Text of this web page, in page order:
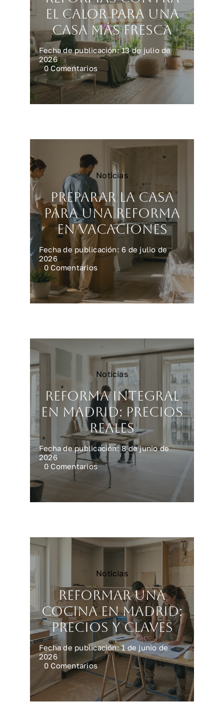
el calor para una
casa más fresca
Fecha de publicación: 13 de julio de
2026
0 Comentarioson
Reformas
contra
el
calor
más
fresca
Noticias
Preparar la casa
para una reforma
en vacaciones
Fecha de publicación: 6 de julio de
2026
0 Comentarioson
casa
para
vacaciones
Noticias
Reforma integral
en Madrid: precios
reales
Fecha de publicación: 8 de junio de
2026
0 Comentarioson
Reforma
integral
Madrid:
Noticias
Reformar una
cocina en Madrid:
precios y claves
Fecha de publicación: 1 de junio de
2026
0 Comentarioson
Reformar
una
cocina
en